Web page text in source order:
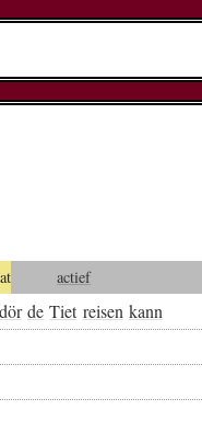
actief
dör de Tiet reisen kann